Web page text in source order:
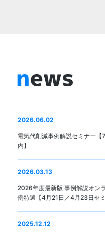
2026.06.02
電気代削減事例解説セミナー
内】
2026.03.13
2026年度最新版 事例解説オン
例特選【4月21日／4月23日セミ
2025.12.12